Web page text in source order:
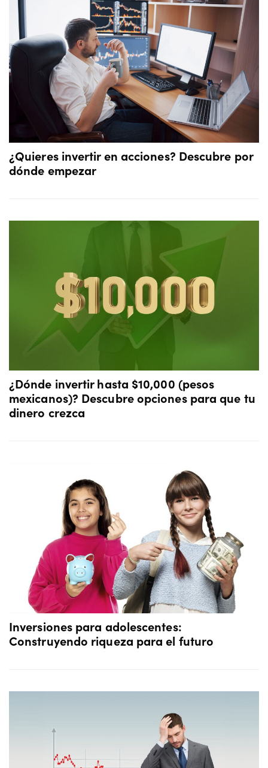
¿Quieres invertir en acciones? Descubre por
dónde empezar
¿Dónde invertir hasta $10,000 (pesos
mexicanos)? Descubre opciones para que tu
dinero crezca
Inversiones para adolescentes:
Construyendo riqueza para el futuro